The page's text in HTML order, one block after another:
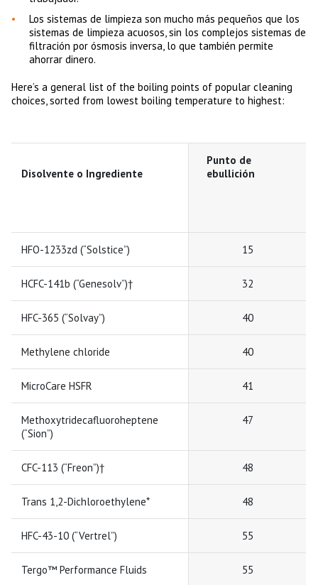
Los sistemas de limpieza son mucho más pequeños que los
sistemas de limpieza acuosos, sin los complejos sistemas de
filtración por ósmosis inversa, lo que también permite
ahorrar dinero.
Here’s a general list of the boiling points of popular cleaning
choices, sorted from lowest boiling temperature to highest:
Disolvente o Ingrediente
Punto de
ebullición
HFO-1233zd (“Solstice”) 15
HCFC-141b (“Genesolv”)† 32
HFC-365 (“Solvay”) 40
Methylene chloride 40
MicroCare HSFR 41
Methoxytridecafluoroheptene
(“Sion”)
47
CFC-113 (“Freon”)† 48
Trans 1,2-Dichloroethylene* 48
HFC-43-10 (“Vertrel”) 55
Tergo™ Performance Fluids 55